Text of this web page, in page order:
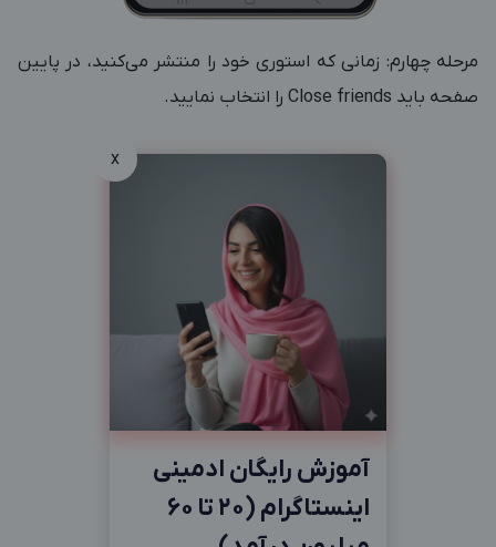
مرحله چهارم: زمانی که استوری خود را منتشر می‌کنید، در پایین
صفحه باید Close friends را انتخاب نمایید.
x
آموزش رایگان ادمینی
اینستاگرام (20 تا 60